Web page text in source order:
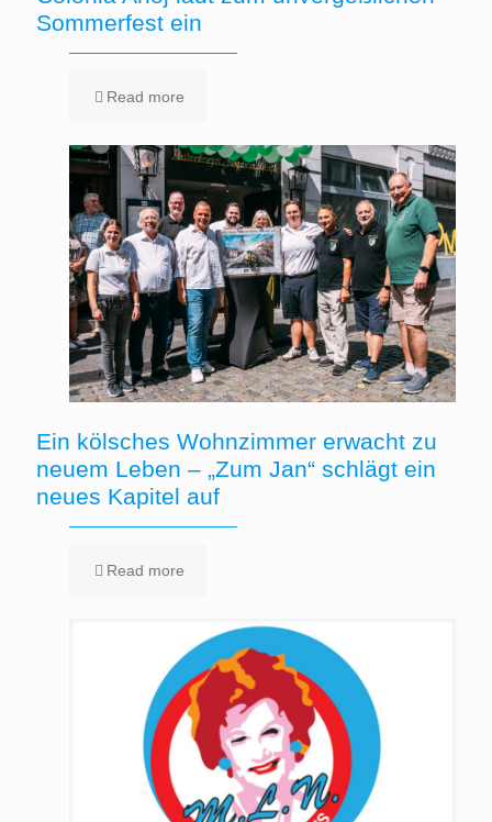
Sommerfest ein
Read more
Ein kölsches Wohnzimmer erwacht zu
neuem Leben – „Zum Jan“ schlägt ein
neues Kapitel auf
Read more